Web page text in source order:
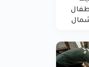
5 شهداء بينهم 3 أطفال
شمال